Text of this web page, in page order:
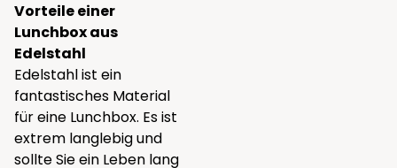
Vorteile einer
Lunchbox aus
Edelstahl
Edelstahl ist ein
fantastisches Material
für eine Lunchbox. Es ist
extrem langlebig und
sollte Sie ein Leben lang